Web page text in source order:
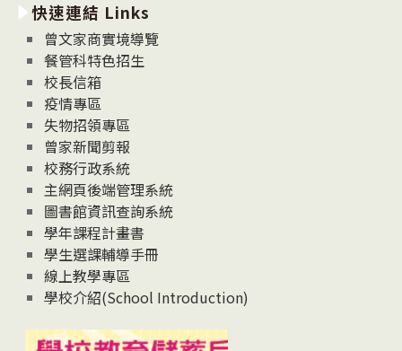
消
息
News
快速連結 Links
曾文家商實境導覽
餐管科特色招生
校長信箱
疫情專區
失物招領專區
曾家新聞剪報
校務行政系統
主網頁後端管理系統
圖書館資訊查詢系統
學年課程計畫書
學生選課輔導手冊
線上教學專區
學校介紹(School Introduction)